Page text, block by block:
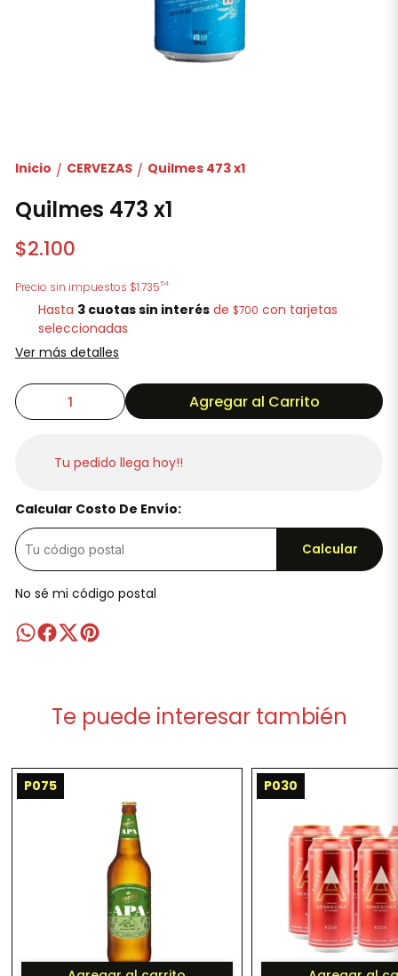
Inicio / CERVEZAS / Quilmes 473 x1
Quilmes 473 x1
$2.100
Precio sin impuestos $1.73554
Hasta 3 cuotas sin interésde $700 con tarjetas
seleccionadas
Ver más detalles
Agregar al Carrito
Tu pedido llega hoy!!
Calcular Costo De Envío:
Calcular
No sé mi código postal
Te puede interesar también
P075 P030